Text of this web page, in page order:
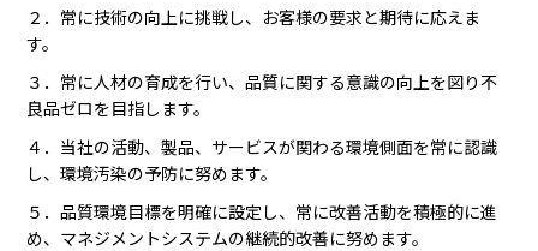
２．常に技術の向上に挑戦し、お客様の要求と期待に応えま
す。
３．常に人材の育成を行い、品質に関する意識の向上を図り不
良品ゼロを目指します。
４．当社の活動、製品、サービスが関わる環境側面を常に認識
し、環境汚染の予防に努めます。
５．品質環境目標を明確に設定し、常に改善活動を積極的に進
め、マネジメントシステムの継続的改善に努めます。